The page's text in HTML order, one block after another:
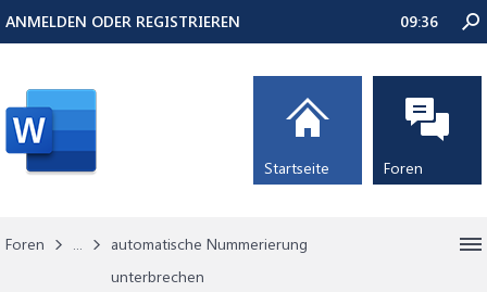
Foren ...
automatische Nummerierung
unterbrechen
ANMELDEN ODER REGISTRIEREN 09:36
Startseite Foren